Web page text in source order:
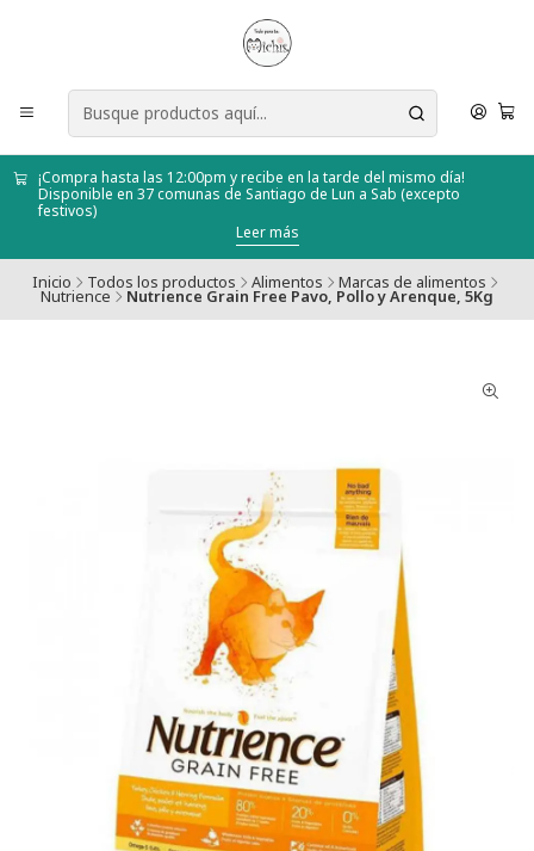
¡Compra hasta las 12:00pm y recibe en la tarde del mismo día!
Disponible en 37 comunas de Santiago de Lun a Sab (excepto
festivos)
Leer más
Inicio Todos los productos Alimentos Marcas de alimentos
Nutrience Nutrience Grain Free Pavo, Pollo y Arenque, 5Kg